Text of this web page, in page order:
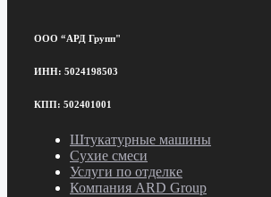
ООО “АРД Групп"
ИНН: 5024198503
КПП: 502401001
Штукатурные машины
Сухие смеси
Услуги по отделке
Компания ARD Group